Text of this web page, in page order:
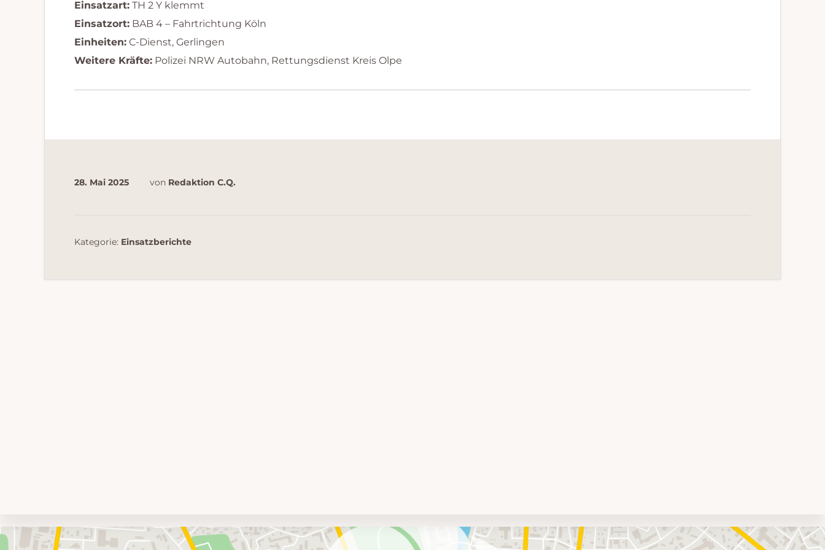
Einsatzart: TH 2 Y klemmt
Einsatzort: BAB 4 – Fahrtrichtung Köln
Einheiten: C-Dienst, Gerlingen
Weitere Kräfte: Polizei NRW Autobahn, Rettungsdienst Kreis Olpe
28. Mai 2025 von Redaktion C.Q.
Kategorie: Einsatzberichte
Umgebungskarte